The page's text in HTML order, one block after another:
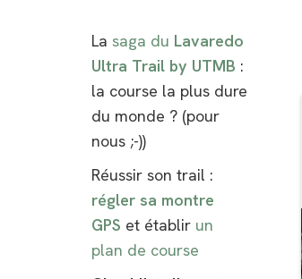
La saga du Lavaredo
Ultra Trail by UTMB :
la course la plus dure
du monde ? (pour
nous ;-))
Réussir son trail :
régler sa montre
GPS et établir un
plan de course